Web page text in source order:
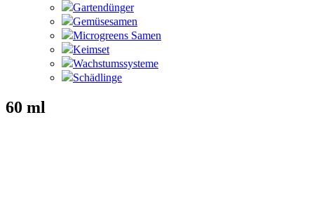
Gartendünger
Gemüsesamen
Microgreens Samen
Keimset
Wachstumssysteme
Schädlinge
60 ml